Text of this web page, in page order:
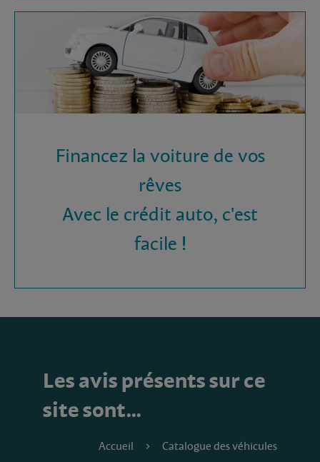
Financez la voiture de vos
rêves
Avec le crédit auto, c'est
facile !
Les avis présents sur ce
site sont…
Accueil Catalogue des véhicules